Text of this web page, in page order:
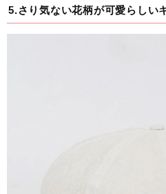
5.さり気ない花柄が可愛らしい